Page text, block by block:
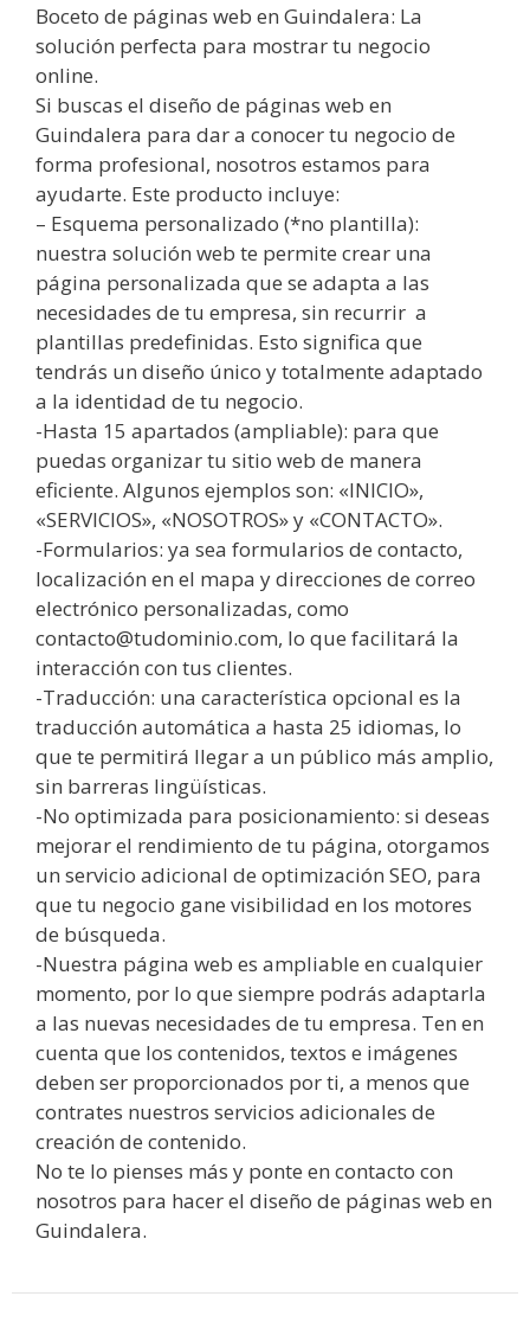
Boceto de páginas web en Guindalera: La
solución perfecta para mostrar tu negocio
online.
Si buscas el diseño de páginas web en
Guindalera para dar a conocer tu negocio de
forma profesional, nosotros estamos para
ayudarte. Este producto incluye:
– Esquema personalizado (*no plantilla):
nuestra solución web te permite crear una
página personalizada que se adapta a las
necesidades de tu empresa, sin recurrir a
plantillas predefinidas. Esto significa que
tendrás un diseño único y totalmente adaptado
a la identidad de tu negocio.
-Hasta 15 apartados (ampliable): para que
puedas organizar tu sitio web de manera
eficiente. Algunos ejemplos son: «INICIO»,
«SERVICIOS», «NOSOTROS» y «CONTACTO».
-Formularios: ya sea formularios de contacto,
localización en el mapa y direcciones de correo
electrónico personalizadas, como
contacto@tudominio.com, lo que facilitará la
interacción con tus clientes.
-Traducción: una característica opcional es la
traducción automática a hasta 25 idiomas, lo
que te permitirá llegar a un público más amplio,
sin barreras lingüísticas.
-No optimizada para posicionamiento: si deseas
mejorar el rendimiento de tu página, otorgamos
un servicio adicional de optimización SEO, para
que tu negocio gane visibilidad en los motores
de búsqueda.
-Nuestra página web es ampliable en cualquier
momento, por lo que siempre podrás adaptarla
a las nuevas necesidades de tu empresa. Ten en
cuenta que los contenidos, textos e imágenes
deben ser proporcionados por ti, a menos que
contrates nuestros servicios adicionales de
creación de contenido.
No te lo pienses más y ponte en contacto con
nosotros para hacer el diseño de páginas web en
Guindalera.